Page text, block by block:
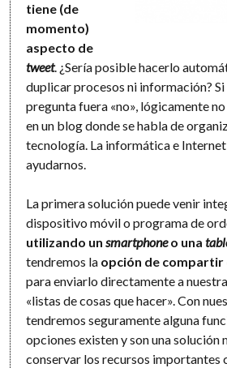
tiene (de
momento)
aspecto de
tweet. ¿Sería posible hacerlo
duplicar procesos ni información? Si
pregunta fuera «no», lógicamente
en un blog donde se habla de
tecnología. La informática e
ayudarnos.
La primera solución puede venir
dispositivo móvil o programa de
utilizando unsmartphoneo una
tendremos la opción de
para enviarlo directamente a
«listas de cosas que hacer». Con
tendremos seguramente alguna
opciones existen y son una solución
conservar los recursos importantes